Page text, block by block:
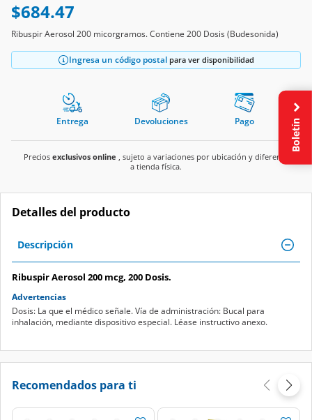
$684.47
Ribuspir Aerosol 200 micorgramos. Contiene 200 Dosis (Budesonida)
Ingresa un código postal para ver disponibilidad
Entrega Devoluciones Pago
Precios exclusivos online , sujeto a variaciones por ubicación y diferente
a tienda física.
Detalles del producto
Descripción
Ribuspir Aerosol 200 mcg, 200 Dosis.
Advertencias
Dosis: La que el médico señale. Vía de administración: Bucal para
inhalación, mediante dispositivo especial. Léase instructivo anexo.
Recomendados para ti
Boletín